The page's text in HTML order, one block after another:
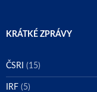
KRÁTKÉ ZPRÁVY
ČSRI (15)
IRF (5)